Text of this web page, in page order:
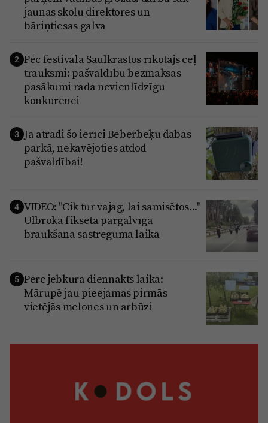
Jūrmala
Ētikas kodekss
Lietošanas noteikumi
Sludinājumi
jaunas skolu direktores un
bāriņtiesas galva
2 Pēc festivāla Saulkrastos rīkotājs ceļ
trauksmi: pašvaldību bezmaksas
pasākumi rada nevienlīdzīgu
konkurenci
3 Ja atradi šo ierīci Beberbeķu dabas
parkā, nekavējoties atdod
pašvaldībai!
4 VIDEO: "Cik tur vajag, lai samisētos..."
Ulbrokā fiksēta pārgalvīga
braukšana sastrēguma laikā
5 Pērc jebkurā diennakts laikā:
Mārupē jau pieejamas pirmās
vietējās melones un arbūzi